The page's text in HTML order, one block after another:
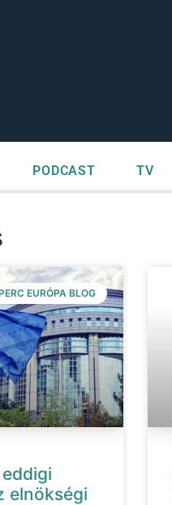
PODCAST TV
EURÓPA BLOG
elnökségi